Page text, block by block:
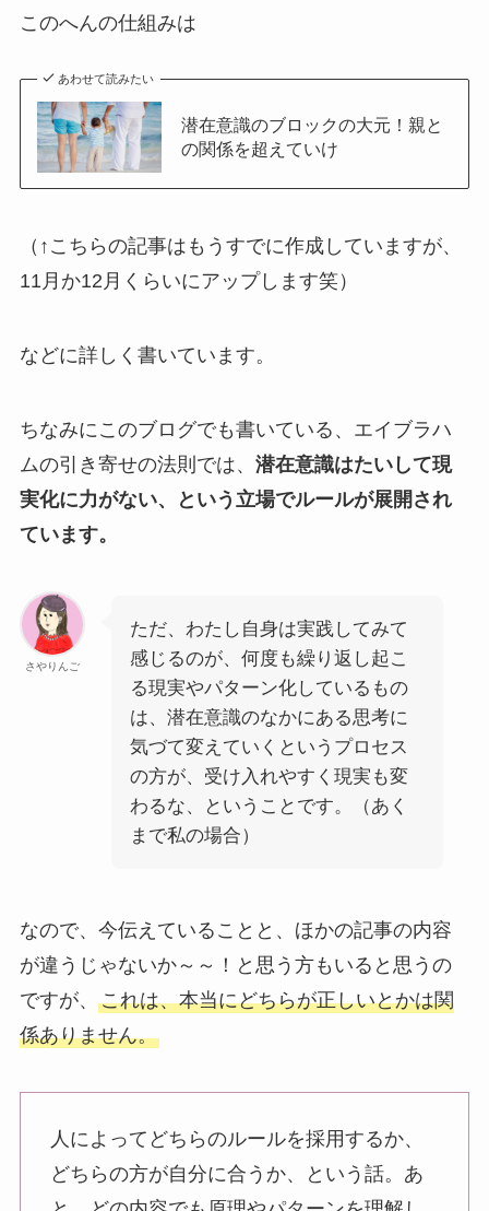
このへんの仕組みは
あわせて読みたい
潜在意識のブロックの大元！親と
の関係を超えていけ
（↑こちらの記事はもうすでに作成していますが、
11月か12月くらいにアップします笑）
などに詳しく書いています。
ちなみにこのブログでも書いている、エイブラハ
ムの引き寄せの法則では、 潜在意識はたいして現
実化に力がない、という立場でルールが展開され
ています。
さやりんご
ただ、わたし自身は実践してみて
感じるのが、何度も繰り返し起こ
る現実やパターン化しているもの
は、潜在意識のなかにある思考に
気づて変えていくというプロセス
の方が、受け入れやすく現実も変
わるな、ということです。（あく
まで私の場合）
なので、今伝えていることと、ほかの記事の内容
が違うじゃないか～～！と思う方もいると思うの
ですが、 これは、本当にどちらが正しいとかは関
係ありません。
人によってどちらのルールを採用するか、
どちらの方が自分に合うか、という話。あ